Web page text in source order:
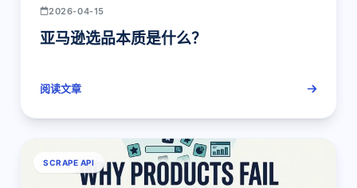
2026-04-15
亚马逊选品本质是什么？
阅读文章
SCRAPE API